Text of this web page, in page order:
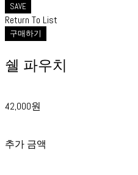
SAVE
Return To List
구매하기
쉘 파우치
42,000원
추가 금액